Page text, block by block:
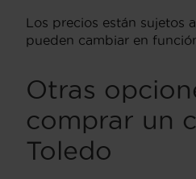
Los precios están sujetos
pueden cambiar en
Otras
comprar un
Toledo